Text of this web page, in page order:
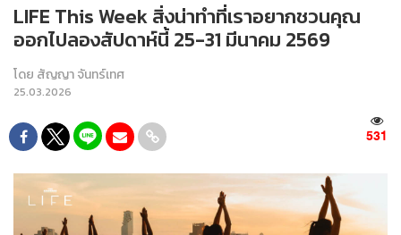
LIFE This Week สิ่งน่าทำที่เราอยากชวนคุณ
ออกไปลองสัปดาห์นี้ 25-31 มีนาคม 2569
โดย สัญญา จันทร์เทศ
25.03.2026
531